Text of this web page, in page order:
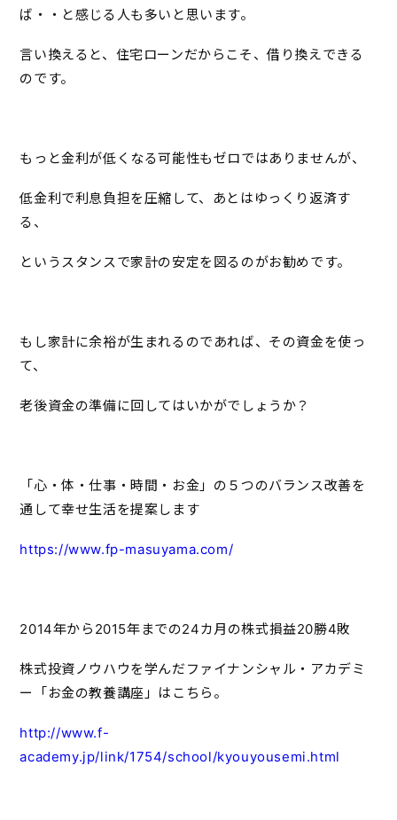
ば・・と感じる人も多いと思います。
言い換えると、住宅ローンだからこそ、借り換えできる
のです。
もっと金利が低くなる可能性もゼロではありませんが、
低金利で利息負担を圧縮して、あとはゆっくり返済す
る、
というスタンスで家計の安定を図るのがお勧めです。
もし家計に余裕が生まれるのであれば、その資金を使っ
て、
老後資金の準備に回してはいかがでしょうか？
「心・体・仕事・時間・お金」の５つのバランス改善を
通して幸せ生活を提案します
https://www.fp-masuyama.com/
2014年から2015年までの24カ月の株式損益20勝4敗
株式投資ノウハウを学んだファイナンシャル・アカデミ
ー「お金の教養講座」はこちら。
http://www.f-
academy.jp/link/1754/school/kyouyousemi.html